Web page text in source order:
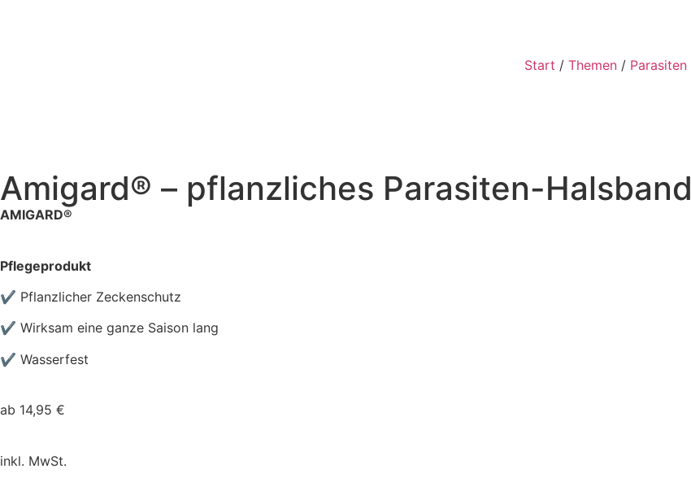
Start /Themen / Parasiten
Amigard® – pflanzliches Parasiten-Halsband
AMIGARD®
Pflegeprodukt
✔ Pflanzlicher Zeckenschutz
✔ Wirksam eine ganze Saison lang
✔ Wasserfest
ab 14,95 €
inkl. MwSt.